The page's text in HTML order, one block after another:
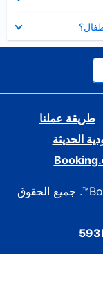
طريقة عملنا
الحديثة
حقوق النشر © 1996–2026 Booking.com™. جميع الحقوق